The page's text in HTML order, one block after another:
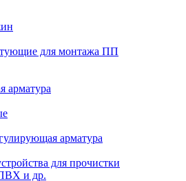
для монтажа ПП
арматура
арматура
для прочистки
и др.